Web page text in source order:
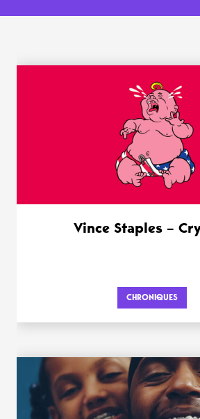
WANT
Vince Staples –
CHRONIQUES